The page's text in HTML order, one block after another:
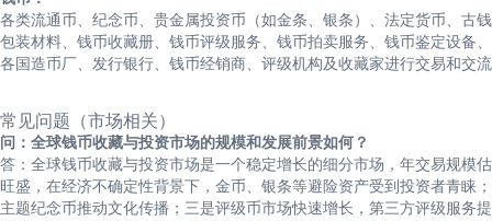
各类流通币、纪念币、贵金属投资币（如金条、银条）、法定货币、古
包装材料、钱币收藏册、钱币评级服务、钱币拍卖服务、钱币鉴定设备
各国造币厂、发行银行、钱币经销商、评级机构及收藏家进行交易和交
常见问题（市场相关）
问：全球钱币收藏与投资市场的规模和发展前景如何？
答：全球钱币收藏与投资市场是一个稳定增长的细分市场，年交易规模
旺盛，在经济不确定性背景下，金币、银条等避险资产受到投资者青睐
主题纪念币推动文化传播；三是评级币市场快速增长，第三方评级服务